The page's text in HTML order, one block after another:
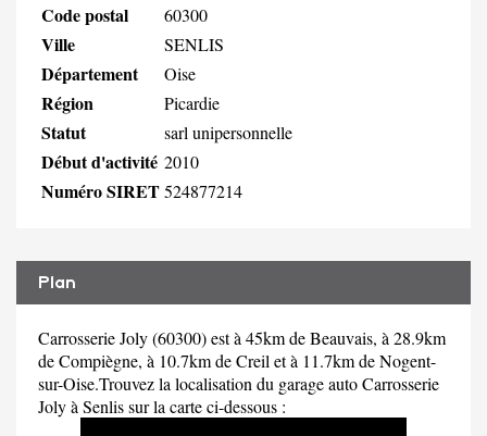
Code postal 60300
Ville SENLIS
Département Oise
Région Picardie
Statut sarl unipersonnelle
Début d'activité 2010
Numéro SIRET524877214
Plan
Carrosserie Joly (60300) est à 45km de Beauvais, à 28.9km
de Compiègne, à 10.7km de Creil et à 11.7km de Nogent-
sur-Oise.Trouvez la localisation du garage auto Carrosserie
Joly à Senlis sur la carte ci-dessous :